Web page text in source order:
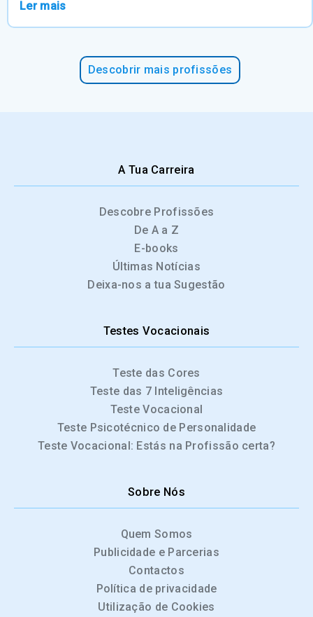
Ler mais
Descobrir mais profissões
A Tua Carreira
Descobre Profissões
De A a Z
E-books
Últimas Notícias
Deixa-nos a tua Sugestão
Testes Vocacionais
Teste das Cores
Teste das 7 Inteligências
Teste Vocacional
Teste Psicotécnico de Personalidade
Teste Vocacional: Estás na Profissão certa?
Sobre Nós
Quem Somos
Publicidade e Parcerias
Contactos
Política de privacidade
Utilização de Cookies